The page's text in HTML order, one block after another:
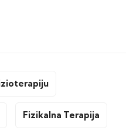
Fizikalna Terapija